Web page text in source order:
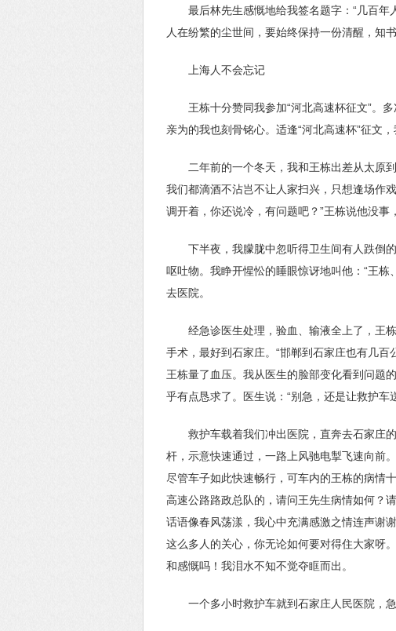
最后林先生感慨地给我签名题字：“几百
人在纷繁的尘世间，要始终保持一份清醒，知
上海人不会忘记
王栋十分赞同我参加“河北高速杯征文”。
亲为的我也刻骨铭心。适逢“河北高速杯”征文，
二年前的一个冬天，我和王栋出差从太原
我们都滴酒不沾岂不让人家扫兴，只想逢场作
调开着，你还说冷，有问题吧？”王栋说他没事
下半夜，我朦胧中忽听得卫生间有人跌倒
呕吐物。我睁开惺忪的睡眼惊讶地叫他：“王
去医院。
经急诊医生处理，验血、输液全上了，王
手术，最好到石家庄。“邯郸到石家庄也有几
王栋量了血压。我从医生的脸部变化看到问题
乎有点恳求了。医生说：“别急，还是让救护
救护车载着我们冲出医院，直奔去石家庄
杆，示意快速通过，一路上风驰电掣飞速向前
尽管车子如此快速畅行，可车内的王栋的病情
高速公路路政总队的，请问王先生病情如何？
话语像春风荡漾，我心中充满感激之情连声谢
这么多人的关心，你无论如何要对得住大家呀
和感慨吗！我泪水不知不觉夺眶而出。
一个多小时救护车就到石家庄人民医院，